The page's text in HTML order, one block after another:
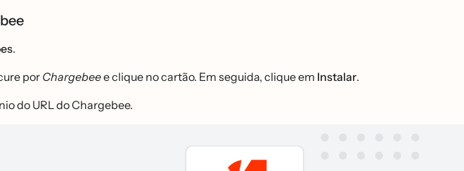
.
por Chargebeee clique no cartão. Em seguida, clique em Instalar.
do URL do Chargebee.